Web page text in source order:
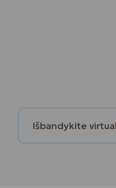
Išbandykite